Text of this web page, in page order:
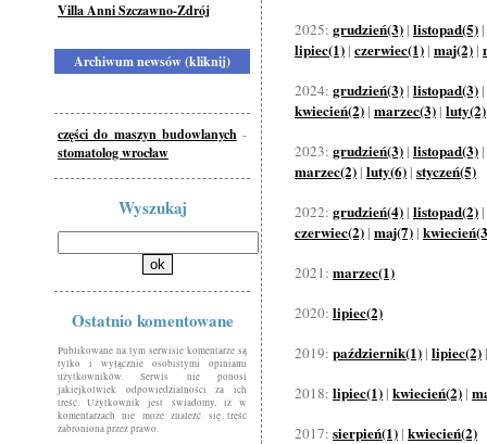
Villa Anni Szczawno-Zdrój
Archiwum newsów (kliknij)
części do maszyn budowlanych -
stomatolog wrocław
Wyszukaj
Ostatnio komentowane
Publikowane na tym serwisie komentarze są
tylko i wyłącznie osobistymi opiniami
użytkowników. Serwis nie ponosi
jakiejkolwiek odpowiedzialności za ich
treść. Użytkownik jest świadomy, iż w
komentarzach nie może znaleźć się treść
zabroniona przez prawo.
2025: grudzień(3) | listopad(5) |
lipiec(1) | czerwiec(1) | maj(2) |
2024: grudzień(3) | listopad(3) |
kwiecień(2) | marzec(3) | luty(2)
2023: grudzień(3) | listopad(3) |
marzec(2) | luty(6) | styczeń(5)
2022: grudzień(4) | listopad(2) |
czerwiec(2) | maj(7) |
2021: marzec(1)
2020: lipiec(2)
2019: październik(1) | lipiec(2)
2018: lipiec(1) | kwiecień(2) |
2017: sierpień(1) | kwiecień(2)